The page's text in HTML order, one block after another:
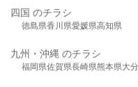
四国 のチラシ
徳島県香川県愛媛県高知県
九州・沖縄 のチラシ
福岡県佐賀県長崎県熊本県大